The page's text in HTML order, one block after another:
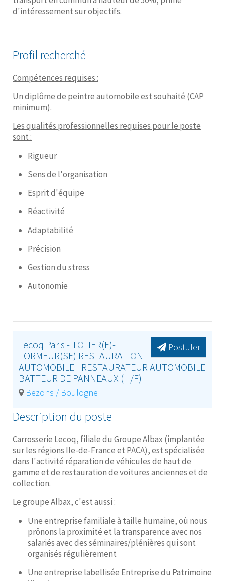
d'intéressement sur objectifs.
Profil recherché
Compétences requises :
Un diplôme de peintre automobile est souhaité (CAP
minimum).
Les qualités professionnelles requises pour le poste
sont :
Rigueur
Sens de l'organisation
Esprit d'équipe
Réactivité
Adaptabilité
Précision
Gestion du stress
Autonomie
Postuler
Lecoq Paris - TOLIER(E)-
FORMEUR(SE) RESTAURATION
AUTOMOBILE - RESTAURATEUR AUTOMOBILE
BATTEUR DE PANNEAUX (H/F)
Bezons / Boulogne
Description du poste
Carrosserie Lecoq, filiale du Groupe Albax (implantée
sur les régions Ile-de-France et PACA), est spécialisée
dans l'activité réparation de véhicules de haut de
gamme et de restauration de voitures anciennes et de
collection.
Le groupe Albax, c'est aussi :
Une entreprise familiale à taille humaine, où nous
prônons la proximité et la transparence avec nos
salariés avec des séminaires/plénières qui sont
organisés régulièrement
Une entreprise labellisée Entreprise du Patrimoine